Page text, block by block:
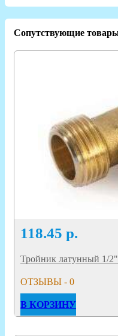
Сопутствующие
118.45 р.
Тройник латунный 1/
ОТЗЫВЫ - 0
В КОРЗИНУ